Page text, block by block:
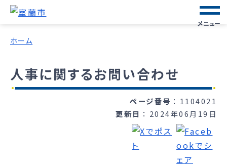
メニュー
ホーム
人事に関するお問い合わせ
ページ番号
1104021
更新日
2024年06月19日